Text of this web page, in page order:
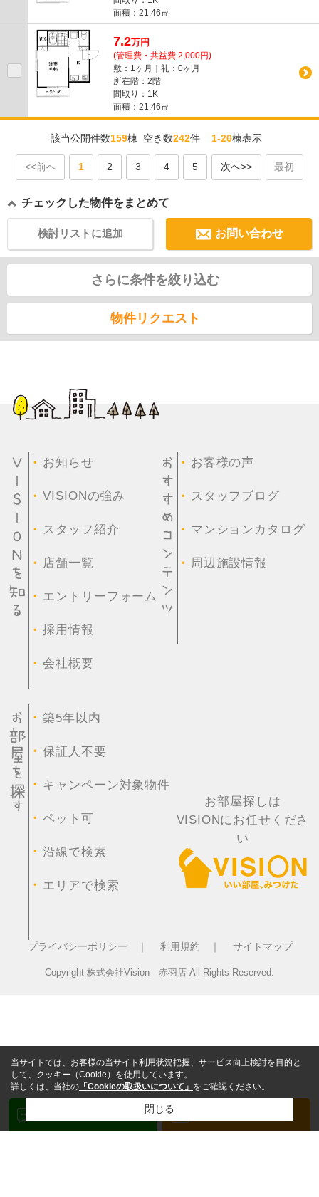
面積：21.46㎡
7.2万円
(管理費・共益費 2,000円)
敷：1ヶ月｜礼：0ヶ月
所在階：2階
間取り：1K
面積：21.46㎡
該当公開件数159棟 空き数242件1-20棟表示
<<前へ 1 2 3 4 5 次へ>> 最初
チェックした物件をまとめて
お問い合わせ
検討リストに追加
さらに条件を絞り込む
物件リクエスト
・ お知らせ
・VISIONの強み
・ スタッフ紹介
・ 店舗一覧
・ エントリーフォーム
・採用情報
・会社概要
・ お客様の声
・ スタッフブログ
・ マンションカタログ
・ 周辺施設情報
・築5年以内
・保証人不要
・ キャンペーン対象物件
・ペット可
・沿線で検索
・ エリアで検索
お部屋探しは
VISIONにお任せくださ
い
プライバシーポリシー ｜ 利用規約 ｜ サイトマップ
Copyright 株式会社Vision 赤羽店 All Rights Reserved.
当サイトでは、お客様の当サイト利用状況把握、サービス向上検討を目的と
して、クッキー（Cookie）を使用しています。
詳しくは、当社の 「Cookieの取扱いについて」 をご確認ください。
閉じる